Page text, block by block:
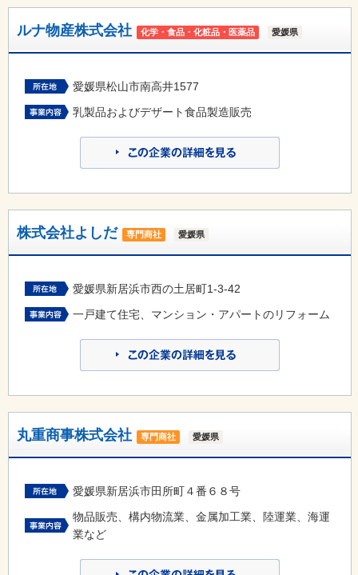
ルナ物産株式会社 化学・食品・化粧品・医薬品 愛媛県
愛媛県松山市南高井1577
乳製品およびデザート食品製造販売
株式会社よしだ 専門商社 愛媛県
愛媛県新居浜市西の土居町1-3-42
一戸建て住宅、マンション・アパートのリフォーム
丸重商事株式会社 専門商社 愛媛県
愛媛県新居浜市田所町４番６８号
物品販売、構内物流業、金属加工業、陸運業、海運
業など